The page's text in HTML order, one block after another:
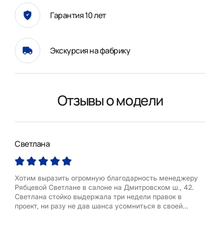
Гарантия 10 лет
Экскурсия на фабрику
Отзывы о модели
Светлана
Хотим выразить огромную благодарность менеджеру
Рябцевой Светлане в салоне на Дмитровском ш., 42.
Светлана стойко выдержала три недели правок в
проект, ни разу не дав шанса усомниться в своей